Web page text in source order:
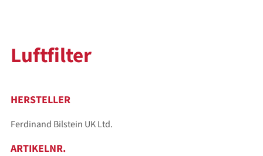
Luftfilter
HERSTELLER
Ferdinand Bilstein UK Ltd.
ARTIKELNR.